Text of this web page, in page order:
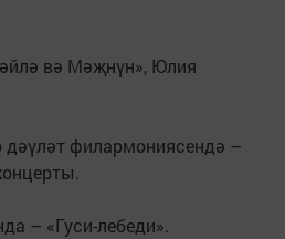
вә Мәҗнүн», Юлия
дәүләт филармониясендә –
– «Гуси-лебеди».